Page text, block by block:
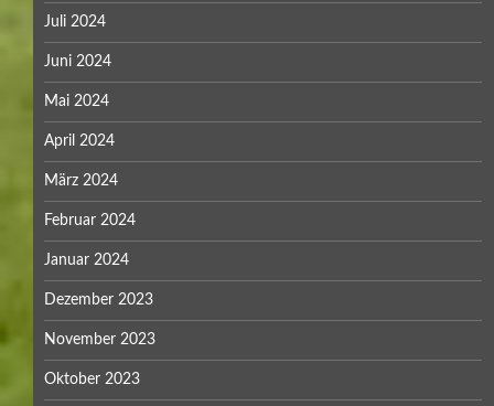
Juli 2024
Juni 2024
Mai 2024
April 2024
März 2024
Februar 2024
Januar 2024
Dezember 2023
November 2023
Oktober 2023